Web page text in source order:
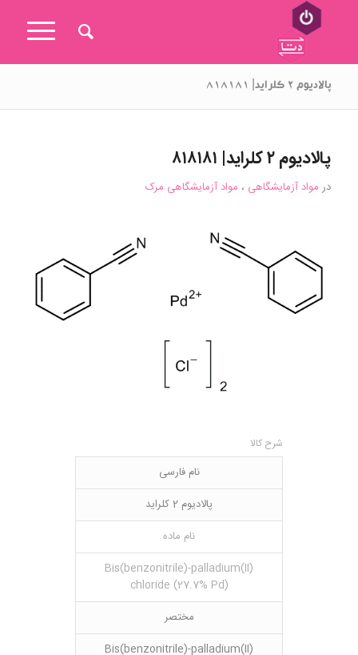
پالادیوم ۲ کلراید| ۸۱۸۱۸۱
پالادیوم ۲ کلراید| ۸۱۸۱۸۱
در مواد آزمایشگاهی ، مواد آزمایشگاهی مرک
شرح کالا
نام فارسی
پالادیوم 2 کلراید
نام ماده
Bis(benzonitrile)-palladium(II)
chloride (27.7% Pd)
مختصر
Bis(benzonitrile)-palladium(II)